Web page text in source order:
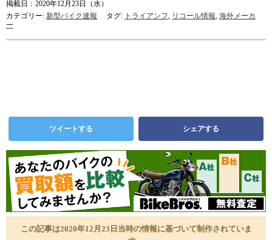
掲載日：2020年12月23日（水）
カテゴリー: 新型バイク速報 タグ: トライアンフ, リコール情報, 海外メーカ
ー
ツイートする シェアする
この記事は2020年12月23日当時の情報に基づいて制作されていま